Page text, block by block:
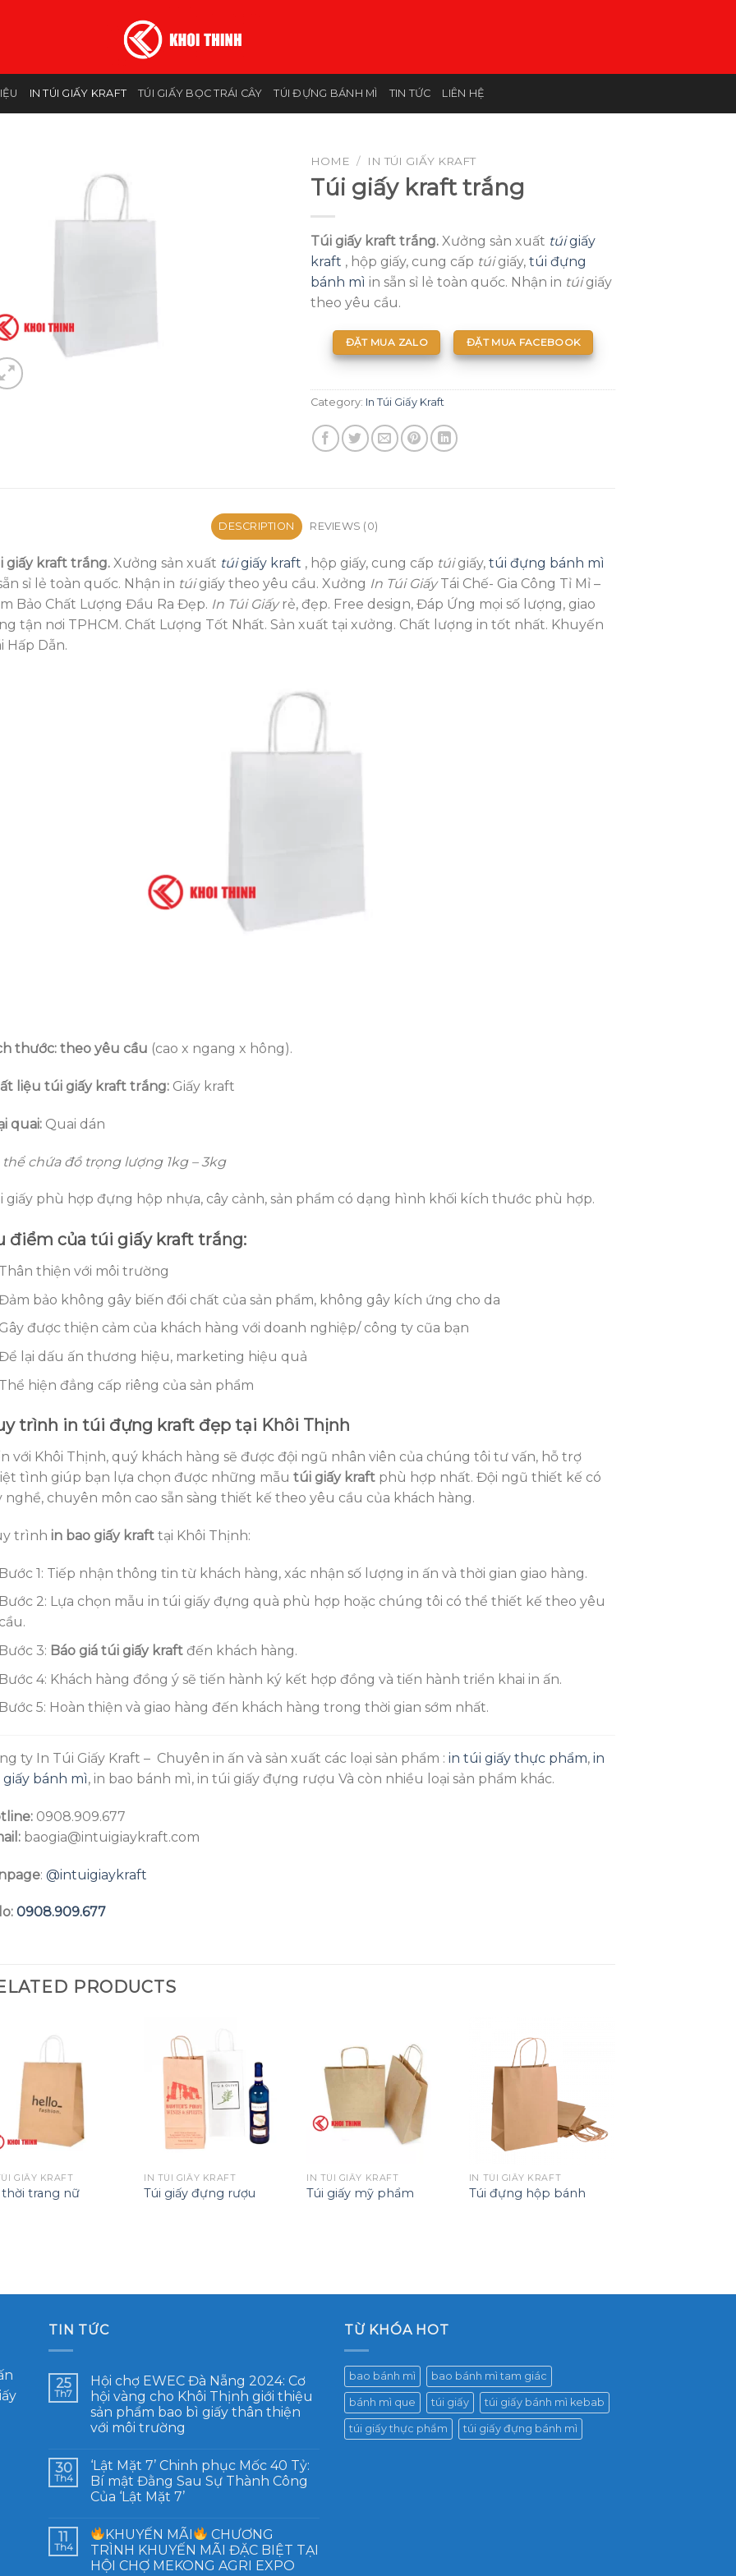
IN TÚI GIẤY KRAFT TÚI GIẤY BỌC TRÁI CÂY TÚI ĐỰNG BÁNH MÌ TIN TỨC LIÊN HỆ
HOME / IN TÚI GIẤY KRAFT
Túi giấy kraft trắng
Túi giấy kraft trắng. Xưởng sản xuất túigiấy
kraft , hộp giấy, cung cấp túigiấy,túi đựng
bánh mì in sẵn sỉ lẻ toàn quốc. Nhận in túigiấy
theo yêu cầu.
ĐẶT MUA ZALO ĐẶT MUA FACEBOOK
Category: In Túi Giấy Kraft
DESCRIPTION REVIEWS (0)
giấy kraft trắng.Xưởng sản xuất túigiấy kraft , hộp giấy, cung cấp túigiấy, túi đựng bánh mì
sỉ lẻ toàn quốc. Nhận in túigiấy theo yêu cầu. Xưởng In Túi GiấyTái Chế- Gia Công Tỉ Mỉ –
Bảo Chất Lượng Đầu Ra Đẹp. In Túi Giấyrẻ, đẹp. Free design, Đáp Ứng mọi số lượng, giao
tận nơi TPHCM. Chất Lượng Tốt Nhất. Sản xuất tại xưởng. Chất lượng in tốt nhất. Khuyến
Hấp Dẫn.
thước: theo yêu cầu (cao x ngang x hông).
liệu túi giấy kraft trắng:Giấy kraft
quai:Quai dán
thể chứa đồ trọng lượng 1kg – 3kg
giấy phù hợp đựng hộp nhựa, cây cảnh, sản phẩm có dạng hình khối kích thước phù hợp.
điểm của túi giấy kraft trắng:
Thân thiện với môi trường
bảo không gây biến đổi chất của sản phẩm, không gây kích ứng cho da
Gây được thiện cảm của khách hàng với doanh nghiệp/ công ty cũa bạn
lại dấu ấn thương hiệu, marketing hiệu quả
Thể hiện đẳng cấp riêng của sản phẩm
trình in túi đựng kraft đẹp tại Khôi Thịnh
với Khôi Thịnh, quý khách hàng sẽ được đội ngũ nhân viên của chúng tôi tư vấn, hỗ trợ
tình giúp bạn lựa chọn được những mẫu túi giấy kraftphù hợp nhất. Đội ngũ thiết kế có
nghề, chuyên môn cao sẵn sàng thiết kế theo yêu cầu của khách hàng.
trình in bao giấy krafttại Khôi Thịnh:
Bước 1: Tiếp nhận thông tin từ khách hàng, xác nhận số lượng in ấn và thời gian giao hàng.
Bước 2: Lựa chọn mẫu in túi giấy đựng quà phù hợp hoặc chúng tôi có thể thiết kế theo yêu
cầu.
Bước 3: Báo giá túi giấy kraft đến khách hàng.
Bước 4: Khách hàng đồng ý sẽ tiến hành ký kết hợp đồng và tiến hành triển khai in ấn.
Bước 5: Hoàn thiện và giao hàng đến khách hàng trong thời gian sớm nhất.
ty In Túi Giấy Kraft – Chuyên in ấn và sản xuất các loại sản phẩm : in túi giấy thực phẩm, in
bánh mì, in bao bánh mì, in túi giấy đựng rượu Và còn nhiều loại sản phẩm khác.
0908.909.677
baogia@intuigiaykraft.com
: @intuigiaykraft
0908.909.677
PRODUCTS
GIẤY KRAFT
thời trang nữ
IN TÚI GIẤY KRAFT
Túi giấy đựng rượu
IN TÚI GIẤY KRAFT
Túi giấy mỹ phẩm
IN TÚI GIẤY KRAFT
Túi đựng hộp bánh
TIN TỨC
25
Th7
Hội chợ EWEC Đà Nẵng 2024: Cơ
hội vàng cho Khôi Thịnh giới thiệu
sản phẩm bao bì giấy thân thiện
với môi trường
30
Th4
‘Lật Mặt 7’ Chinh phục Mốc 40 Tỷ:
Bí mật Đằng Sau Sự Thành Công
Của ‘Lật Mặt 7’
11
Th4
KHUYẾN MÃI
CHƯƠNG
TRÌNH KHUYẾN MÃI ĐẶC BIỆT TẠI
HỘI CHỢ MEKONG AGRI EXPO
TỪ KHÓA HOT
bao bánh mì bao bánh mì tam giác
bánh mì que túi giấy túi giấy bánh mì kebab
túi giấy thực phẩm túi giấy đựng bánh mì